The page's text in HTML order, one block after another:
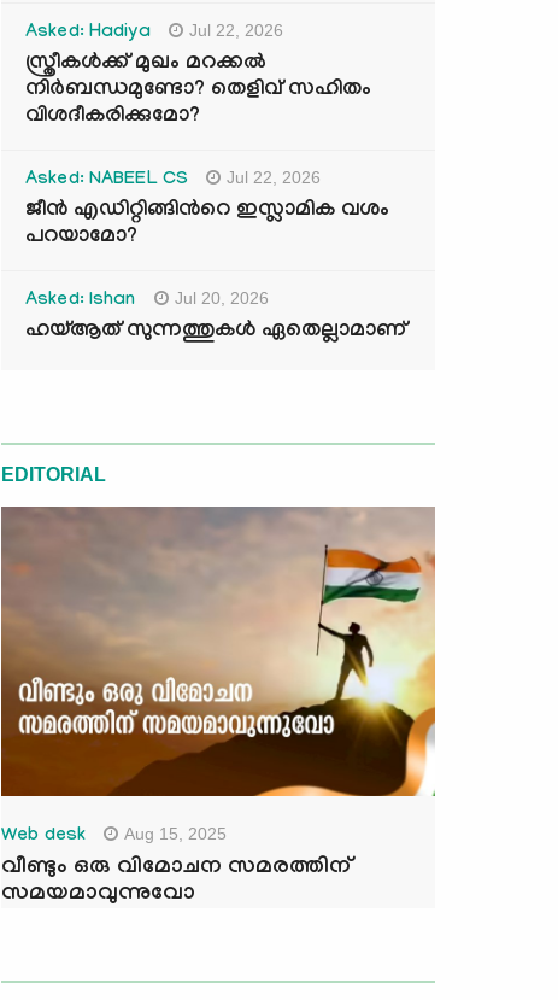
Asked: Hadiya Jul 22, 2026
സ്ത്രീകൾക്ക് മുഖം മറക്കൽ
നിർബന്ധമുണ്ടോ? തെളിവ് സഹിതം
വിശദീകരിക്കുമോ?
Asked: NABEEL CS Jul 22, 2026
ജീൻ എഡിറ്റിങ്ങിന്‍റെ ഇസ്ലാമിക വശം
പറയാമോ?
Asked: Ishan Jul 20, 2026
ഹയ്ആത് സുന്നത്തുകൾ ഏതെല്ലാമാണ്
EDITORIAL
Web desk Aug 15, 2025
വീണ്ടും ഒരു വിമോചന സമരത്തിന്
സമയമാവുന്നുവോ